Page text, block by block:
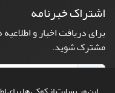
اشتراک خبرنامه
برای دریافت اخبار و
مشترک شوید.